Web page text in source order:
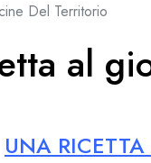
Del Territorio
al
UNA